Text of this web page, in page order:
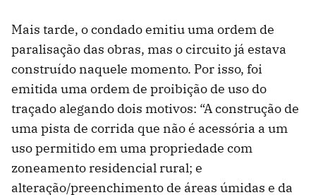
Mais tarde, o condado emitiu uma ordem de
paralisação das obras, mas o circuito já estava
construído naquele momento. Por isso, foi
emitida uma ordem de proibição de uso do
traçado alegando dois motivos: “A construção de
uma pista de corrida que não é acessória a um
uso permitido em uma propriedade com
zoneamento residencial rural; e
alteração/preenchimento de áreas úmidas e da